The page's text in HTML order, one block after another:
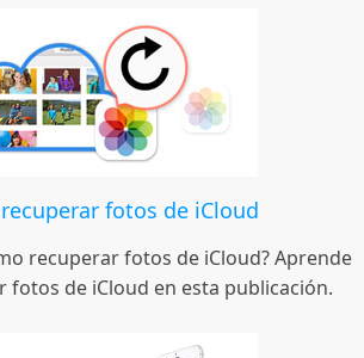
fotos de iCloud
recuperar fotos de iCloud? Aprende
fotos de iCloud en esta publicación.